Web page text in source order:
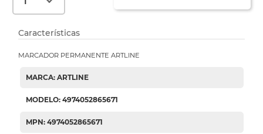
Características
MARCADOR PERMANENTE ARTLINE
MARCA: ARTLINE
MODELO: 4974052865671
MPN: 4974052865671